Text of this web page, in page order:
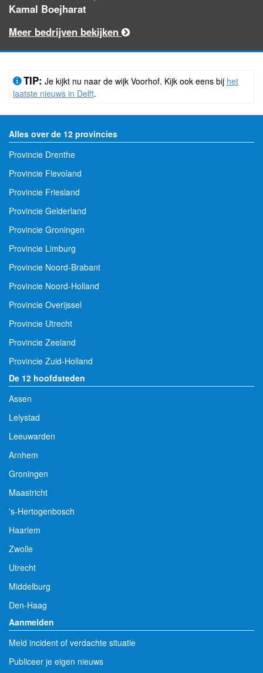
Kamal Boejharat
Meer bedrijven bekijken
TIP: Je kijkt nu naar de wijk Voorhof. Kijk ook eens bij het
laatste nieuws in Delft.
Alles over de 12 provincies
Provincie Drenthe
Provincie Flevoland
Provincie Friesland
Provincie Gelderland
Provincie Groningen
Provincie Limburg
Provincie Noord-Brabant
Provincie Noord-Holland
Provincie Overijssel
Provincie Utrecht
Provincie Zeeland
Provincie Zuid-Holland
De 12 hoofdsteden
Assen
Lelystad
Leeuwarden
Arnhem
Groningen
Maastricht
's-Hertogenbosch
Haarlem
Zwolle
Utrecht
Middelburg
Den-Haag
Aanmelden
Meld incident of verdachte situatie
Publiceer je eigen nieuws